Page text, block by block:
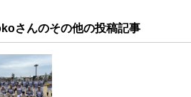
さんのその他の投稿記事